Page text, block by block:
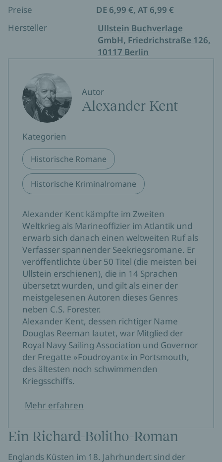
Preise
DE 6,99 €, AT 6,99 €
Hersteller
Ullstein Buchverlage
GmbH, Friedrichstraße 126,
10117 Berlin
Autor
Alexander Kent
Kategorien
Historische Romane
Historische Kriminalromane
Alexander Kent kämpfte im Zweiten
Weltkrieg als Marineoffizier im Atlantik und
erwarb sich danach einen weltweiten Ruf als
Verfasser spannender Seekriegsromane. Er
veröffentlichte über 50 Titel (die meisten bei
Ullstein erschienen), die in 14 Sprachen
übersetzt wurden, und gilt als einer der
meistgelesenen Autoren dieses Genres
neben C.S. Forester.
Alexander Kent, dessen richtiger Name
Douglas Reeman lautet, war Mitglied der
Royal Navy Sailing Association und Governor
der Fregatte »Foudroyant« in Portsmouth,
des ältesten noch schwimmenden
Kriegsschiffs.
Mehr erfahren
Ein Richard-Bolitho-Roman
Englands Küsten im 18. Jahrhundert sind der